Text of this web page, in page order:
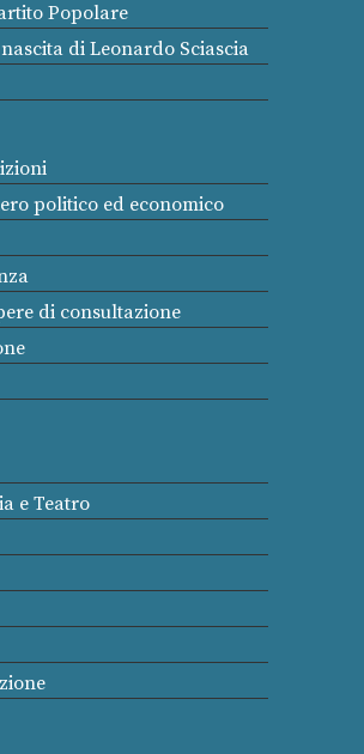
Popolare
di Leonardo Sciascia
politico ed economico
di consultazione
e Teatro